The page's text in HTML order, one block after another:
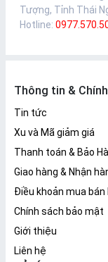
Tượng, Tỉnh Thái
Hotline:
Thông tin &
Tin tức
Xu và Mã giảm giá
Thanh toán & Bảo
Giao hàng & Nhận
Điều khoản mua bán
Chính sách bảo mật
Giới thiệu
Liên hệ